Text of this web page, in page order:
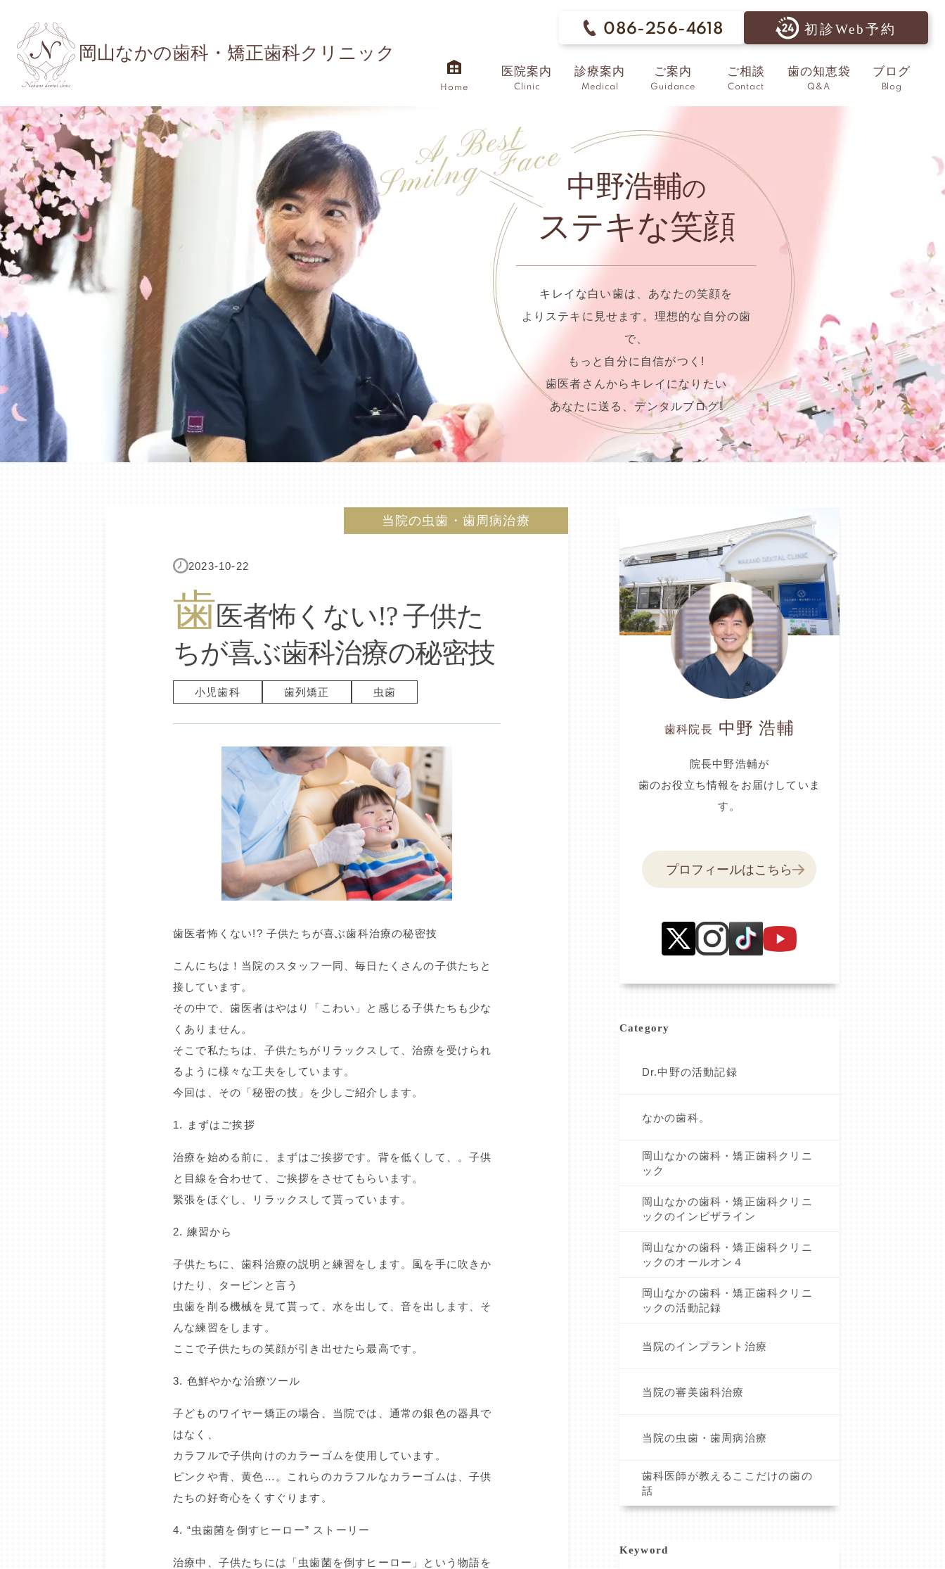
岡山なかの歯科・矯正歯科クリニック
086-256-4618 初診Web予約
Home
医院案内
Clinic
診療案内
Medical
ご案内
Guidance
ご相談
Contact
歯の知恵袋
Q&A
ブログ
Blog
中野浩輔の
ステキな笑顔
キレイな白い歯は、あなたの笑顔を
よりステキに見せます。理想的な自分の歯
で、
もっと自分に自信がつく!
歯医者さんからキレイになりたい
あなたに送る、デンタルブログ!
当院の虫歯・歯周病治療
2023-10-22
歯医者怖くない!? 子供た
ちが喜ぶ歯科治療の秘密技
小児歯科 歯列矯正 虫歯
歯医者怖くない!? 子供たちが喜ぶ歯科治療の秘密技
こんにちは！当院のスタッフ一同、毎日たくさんの子供たちと
接しています。
その中で、歯医者はやはり「こわい」と感じる子供たちも少な
くありません。
そこで私たちは、子供たちがリラックスして、治療を受けられ
るように様々な工夫をしています。
今回は、その「秘密の技」を少しご紹介します。
1. まずはご挨拶
治療を始める前に、まずはご挨拶です。背を低くして、。子供
と目線を合わせて、ご挨拶をさせてもらいます。
緊張をほぐし、リラックスして貰っています。
2. 練習から
子供たちに、歯科治療の説明と練習をします。風を手に吹きか
けたり、タービンと言う
虫歯を削る機械を見て貰って、水を出して、音を出します、そ
んな練習をします。
ここで子供たちの笑顔が引き出せたら最高です。
3. 色鮮やかな治療ツール
子どものワイヤー矯正の場合、当院では、通常の銀色の器具で
はなく、
カラフルで子供向けのカラーゴムを使用しています。
ピンクや青、黄色…。これらのカラフルなカラーゴムは、子供
たちの好奇心をくすぐります。
4. “虫歯菌を倒すヒーロー” ストーリー
治療中、子供たちには「虫歯菌を倒すヒーロー」という物語を
歯科院長 中野 浩輔
院長中野浩輔が
歯のお役立ち情報をお届けしていま
す。
プロフィールはこちら
Category
Dr.中野の活動記録
なかの歯科。
岡山なかの歯科・矯正歯科クリニ
ック
岡山なかの歯科・矯正歯科クリニ
ックのインビザライン
岡山なかの歯科・矯正歯科クリニ
ックのオールオン４
岡山なかの歯科・矯正歯科クリニ
ックの活動記録
当院のインプラント治療
当院の審美歯科治療
当院の虫歯・歯周病治療
歯科医師が教えるここだけの歯の
話
Keyword